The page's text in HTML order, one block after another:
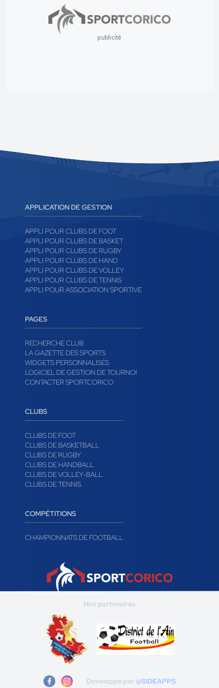
publicité
APPLICATION DE GESTION
APPLI POUR CLUBS DE FOOT
APPLI POUR CLUBS DE BASKET
APPLI POUR CLUBS DE RUGBY
APPLI POUR CLUBS DE HAND
APPLI POUR CLUBS DE VOLLEY
APPLI POUR CLUBS DE TENNIS
APPLI POUR ASSOCIATION SPORTIVE
PAGES
RECHERCHE CLUB
LA GAZETTE DES SPORTS
WIDGETS PERSONNALISÉS
LOGICIEL DE GESTION DE TOURNOI
CONTACTER SPORTCORICO
CLUBS
CLUBS DE FOOT
CLUBS DE BASKETBALL
CLUBS DE RUGBY
CLUBS DE HANDBALL
CLUBS DE VOLLEY-BALL
CLUBS DE TENNIS
COMPÉTITIONS
CHAMPIONNATS DE FOOTBALL
Nos partenaires
Développé par @SIDEAPPS